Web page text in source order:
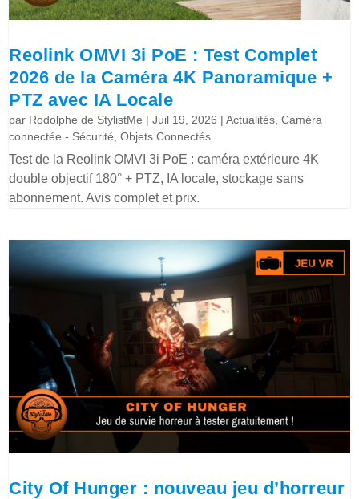
Reolink OMVI 3i PoE : Test Complet
2026 de la Caméra 4K Panoramique +
PTZ avec IA Locale
par Rodolphe de StylistMe |Juil 19, 2026 |Actualités ,Caméra
connectée - Sécurité ,Objets Connectés
Test de la Reolink OMVI 3i PoE : caméra extérieure 4K
double objectif 180° + PTZ, IA locale, stockage sans
abonnement. Avis complet et prix.
City Of Hunger : nouveau jeu d’horreur